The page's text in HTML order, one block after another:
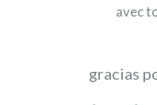
avec
gracias